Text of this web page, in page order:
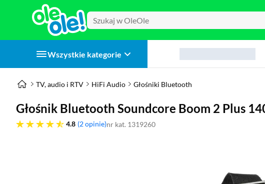
Wszystkie kategorie
TV, audio i RTV HiFi Audio Głośniki Bluetooth
Głośnik Bluetooth Soundcore Boom 2 Plus
4.8
4.8 gwiazdek 2 opinie nr kat. 1319260